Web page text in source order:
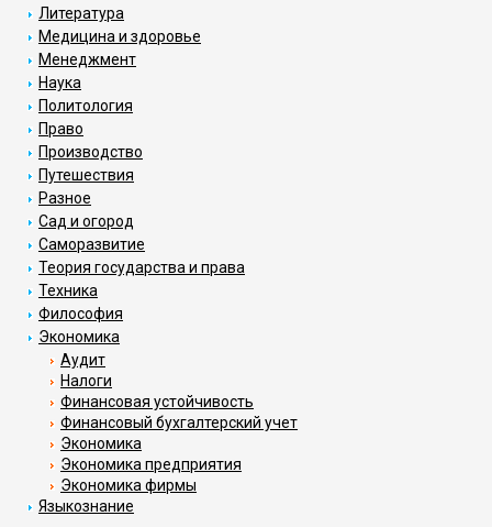
Литература
Медицина и здоровье
Менеджмент
Наука
Политология
Право
Производство
Путешествия
Разное
Сад и огород
Саморазвитие
Теория государства и права
Техника
Философия
Экономика
Аудит
Налоги
Финансовая устойчивость
Финансовый бухгалтерский учет
Экономика
Экономика предприятия
Экономика фирмы
Языкознание